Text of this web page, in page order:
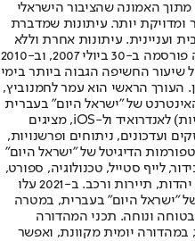
האמונה שהציבור הישראלי
ומדויקת יותר. עיתונות שמדברת
ועניינית. עיתונות אחרת וללא
תשלום. המהדורה המודפסת הראשונה פורסמה ב-30 ביולי 2007, וב-2010
שיעור החשיפה הגבוה ביותר בימי
העורך הראשי הוא עמר לחמנוביץ,
של "ישראל היום" בעברית
ובאנגלית, כמו כן היישומונים (אפליקציות) לאנדרואיד ול-iOS, מציגים
ועדכונים, ניתוחים ופרשנויות,
הדיגיטל של "ישראל היום"
לייף סטייל, טכנולוגיה, ספורט,
כלכלה וצרכנות, בריאות, חיילים, אוכל, יהדות, תיירות ורכב. ב-2021 עלו
"ישראל היום" בעברית, במטרה
ונוחה. תכני המהדורה
יומית מקוונת, ואפשר